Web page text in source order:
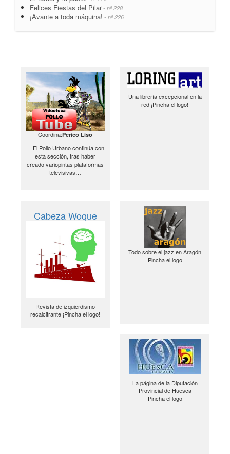
Felices Fiestas del Pilar- nº 228
¡Avante a toda máquina! - nº 226
Coordina:Perico Liso
El Pollo Urbano continúa con
esta sección, tras haber
creado variopintas plataformas
televisivas…
Una librería excepcional en la
red ¡Pincha el logo!
Cabeza Woque
Revista de izquierdismo
recalcitrante ¡Pincha el logo!
Todo sobre el jazz en Aragón
¡Pincha el logo!
La página de la Diputación
Provincial de Huesca
¡Pincha el logo!